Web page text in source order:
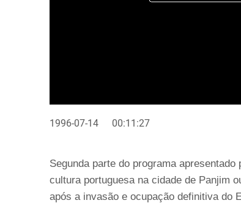
1996-07-14 00:11:27
Segunda parte do programa
cultura portuguesa na cidade de Panjim
após a invasão e ocupação definitiva do